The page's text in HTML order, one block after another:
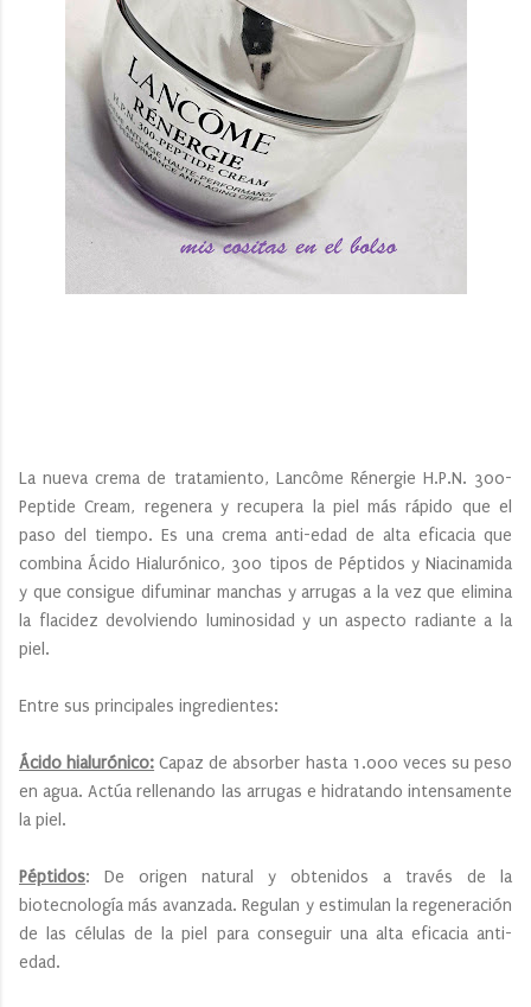
La nueva crema de tratamiento, Lancôme Rénergie H.P.N. 300-
Peptide Cream, regenera y recupera la piel más rápido que el
paso del tiempo. Es una crema anti-edad de alta eficacia que
combina Ácido Hialurónico, 300 tipos de Péptidos y Niacinamida
y que consigue difuminar manchas y arrugas a la vez que elimina
la flacidez devolviendo luminosidad y un aspecto radiante a la
piel.
Entre sus principales ingredientes:
Ácido hialurónico: Capaz de absorber hasta 1.000 veces su peso
en agua. Actúa rellenando las arrugas e hidratando intensamente
la piel.
Péptidos: De origen natural y obtenidos a través de la
biotecnología más avanzada. Regulan y estimulan la regeneración
de las células de la piel para conseguir una alta eficacia anti-
edad.